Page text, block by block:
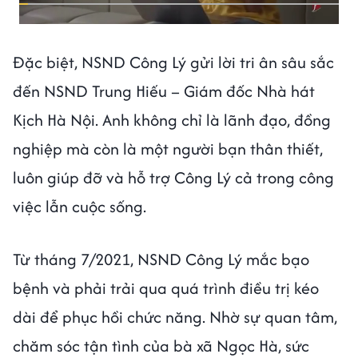
Đặc biệt, NSND Công Lý gửi lời tri ân sâu sắc
đến NSND Trung Hiếu – Giám đốc Nhà hát
Kịch Hà Nội. Anh không chỉ là lãnh đạo, đồng
nghiệp mà còn là một người bạn thân thiết,
luôn giúp đỡ và hỗ trợ Công Lý cả trong công
việc lẫn cuộc sống.
Từ tháng 7/2021, NSND Công Lý mắc bạo
bệnh và phải trải qua quá trình điều trị kéo
dài để phục hồi chức năng. Nhờ sự quan tâm,
chăm sóc tận tình của bà xã Ngọc Hà, sức